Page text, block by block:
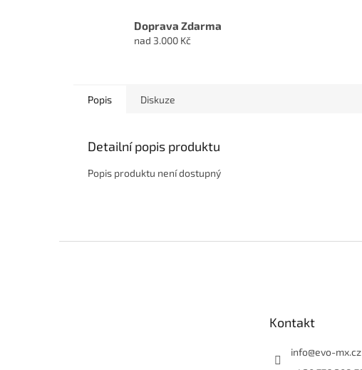
Doprava Zdarma
nad 3.000 Kč
Popis Diskuze
Detailní popis produktu
Popis produktu není dostupný
Kontakt
info@evo-mx.cz